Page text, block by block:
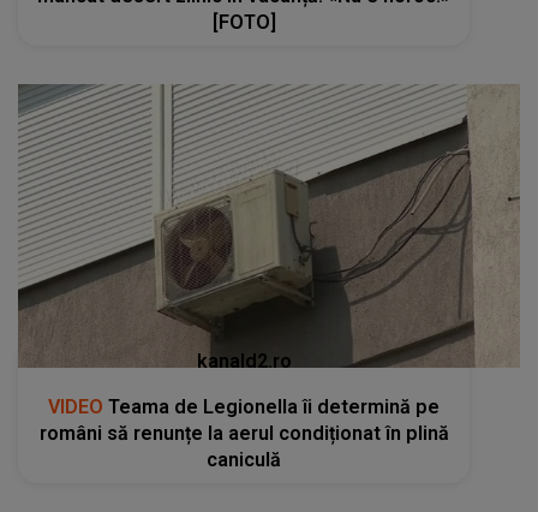
[FOTO]
kanald2.ro
VIDEO Teama de Legionella îi determină pe
români să renunțe la aerul condiționat în plină
caniculă